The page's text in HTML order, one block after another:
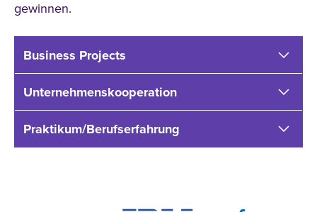
gewinnen.
Business Projects
Unternehmenskooperation
Praktikum/Berufserfahrung